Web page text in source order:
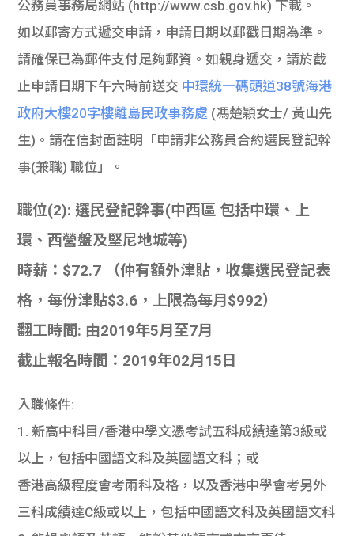
公務員事務局網站 (http://www.csb.gov.hk) 下載。
如以郵寄方式遞交申請，申請日期以郵戳日期為準。
請確保已為郵件支付足夠郵資。如親身遞交，請於截
止申請日期下午六時前送交 中環統一碼頭道38號海港
政府大樓20字樓離島民政事務處 (馮楚穎女士/ 黃山先
生)。請在信封面註明「申請非公務員合約選民登記幹
事(兼職) 職位」。
職位(2): 選民登記幹事(中西區 包括中環、上
環、西營盤及堅尼地城等)
時薪：$72.7 （仲有額外津貼，收集選民登記表
格，每份津貼$3.6，上限為每月$992）
翻工時間: 由2019年5月至7月
截止報名時間：2019年02月15日
入職條件:
1. 新高中科目/香港中學文憑考試五科成績達第3級或
以上，包括中國語文科及英國語文科；或
香港高級程度會考兩科及格，以及香港中學會考另外
三科成績達C級或以上，包括中國語文科及英國語文科